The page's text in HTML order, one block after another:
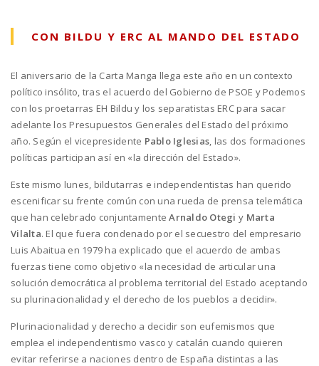
CON BILDU Y ERC AL MANDO DEL ESTADO
El aniversario de la Carta Manga llega este año en un contexto
político insólito, tras el acuerdo del Gobierno de PSOE y Podemos
con los proetarras EH Bildu y los separatistas ERC para sacar
adelante los Presupuestos Generales del Estado del próximo
año. Según el vicepresidente Pablo Iglesias, las dos formaciones
políticas participan así en «la dirección del Estado».
Este mismo lunes, bildutarras e independentistas han querido
escenificar su frente común con una rueda de prensa telemática
que han celebrado conjuntamenteArnaldo Otegi y Marta
Vilalta. El que fuera condenado por el secuestro del empresario
Luis Abaitua en 1979 ha explicado que el acuerdo de ambas
fuerzas tiene como objetivo «la necesidad de articular una
solución democrática al problema territorial del Estado aceptando
su plurinacionalidad y el derecho de los pueblos a decidir».
Plurinacionalidad y derecho a decidir son eufemismos que
emplea el independentismo vasco y catalán cuando quieren
evitar referirse a naciones dentro de España distintas a las